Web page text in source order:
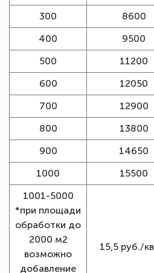
300
8600
400
9500
500
11200
600
12050
700
12900
800
13800
900
14650
1000
15500
1001-5000
*при площади
обработки до
2000 м2
возможно
добавление
15,5 руб./